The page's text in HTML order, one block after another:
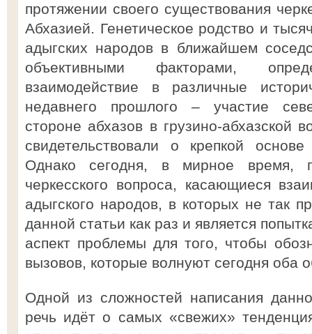
протяжении своего существования
Абхазией. Генетическое родство и
адыгских народов в ближайшем
объективными факторами,
взаимодействие в различные
недавнего прошлого – участие
стороне абхазов в грузино-абхазской
свидетельствовали о крепкой
Однако сегодня, в мирное время,
черкесского вопроса, касающиеся
адыгского народов, в которых не так
данной статьи как раз и является
аспект проблемы для того, чтобы
вызовов, которые волнуют сегодня оба
Одной из сложностей написания
речь идёт о самых «свежих»